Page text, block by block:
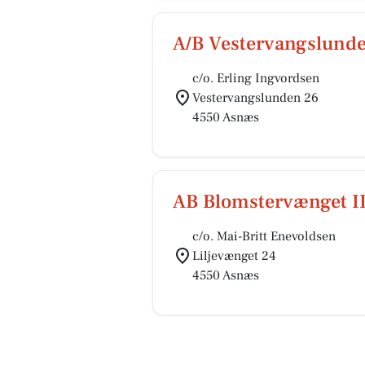
A/B
c/o. Erling Ingvordsen
Vestervangslunden 26
4550 Asnæs
AB Blomstervænget
c/o. Mai-Britt Enevoldsen
Liljevænget 24
4550 Asnæs